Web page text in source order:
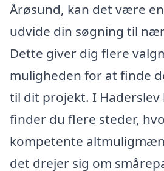
Årøsund, kan det være
udvide din søgning til
Dette giver dig flere
muligheden for at finde
til dit projekt. I Haderslev
finder du flere steder,
kompetente
det drejer sig om